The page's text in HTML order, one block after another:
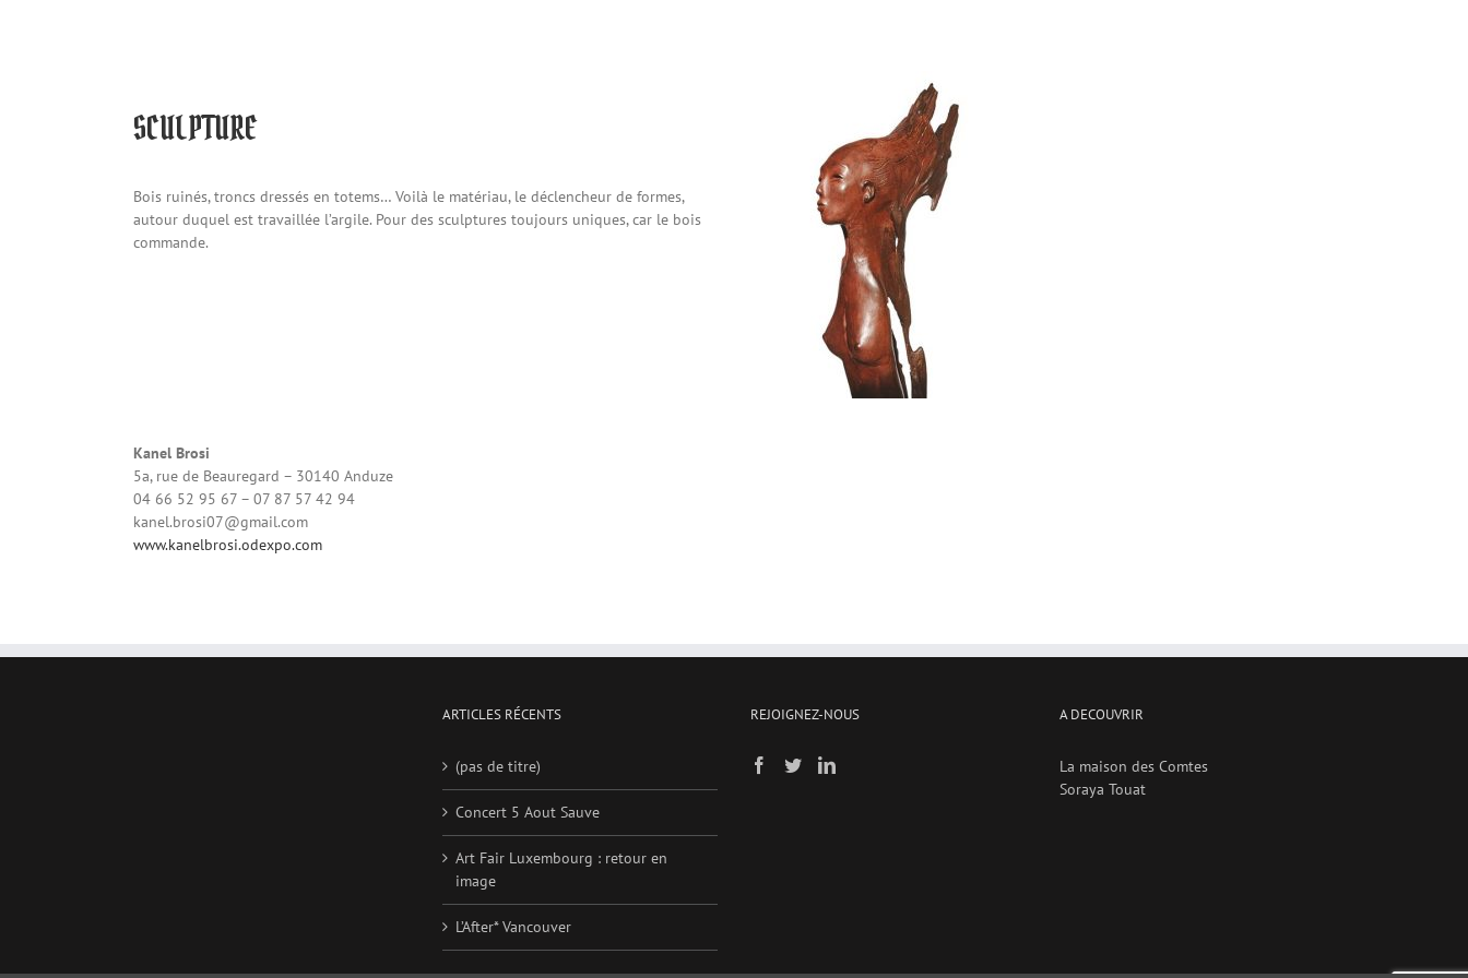
SCULPTURE
Bois ruinés, troncs dressés en totems… Voilà le matériau, le déclencheur de formes,
autour duquel est travaillée l’argile. Pour des sculptures toujours uniques, car le bois
commande.
Kanel Brosi
5a, rue de Beauregard – 30140 Anduze
04 66 52 95 67 – 07 87 57 42 94
kanel.brosi07@gmail.com
www.kanelbrosi.odexpo.com
ARTICLES RÉCENTS
(pas de titre)
Concert 5 Aout Sauve
Art Fair Luxembourg : retour en
image
L’After* Vancouver
REJOIGNEZ-NOUS A DECOUVRIR
La maison des Comtes
Soraya Touat